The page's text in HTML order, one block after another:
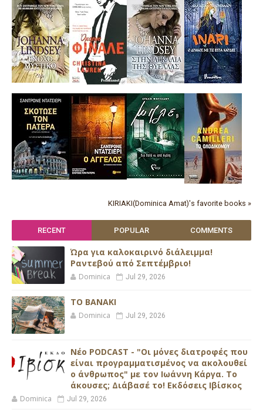
KIRIAKI(Dominica Amat)'s favorite books »
RECENT POPULAR COMMENTS
Ώρα για καλοκαιρινό διάλειμμα!
Ραντεβού από Σεπτέμβριο!
Dominica Jul 29, 2026
ΤΟ ΒΑΝΑΚΙ
Dominica Jul 29, 2026
Νέο PODCAST - "Οι μόνες διατροφές που
είναι προγραμματισμένος να ακολουθεί
ο άνθρωπος" με τον Ιωάννη Κάργα. Το
άκουσες; Διάβασέ το! Εκδόσεις Ιβίσκος
Dominica Jul 29, 2026